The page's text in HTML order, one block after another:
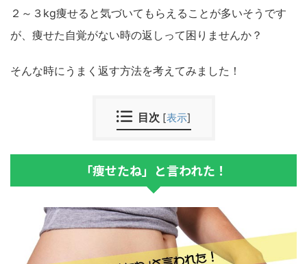
２～３kg痩せると気づいてもらえることが多いそうです
が、痩せた自覚がない時の返しって困りませんか？
そんな時にうまく返す方法を考えてみました！
目次 [表示]
「痩せたね」と言われた！